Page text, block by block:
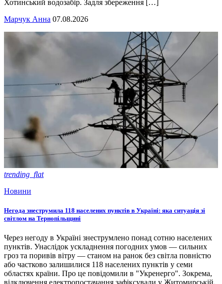
Хотинський водозабір. Задля збереження […]
Марчук Анна 07.08.2026
trending_flat
Новини
Негода знеструмила 118 населених пунктів в Україні: яка ситуація зі
світлом на Тернопільщині
Через негоду в Україні знеструмлено понад сотню населених
пунктів. Унаслідок ускладнення погодних умов — сильних
гроз та поривів вітру — станом на ранок без світла повністю
або частково залишилися 118 населених пунктів у семи
областях країни. Про це повідомили в "Укренерго". Зокрема,